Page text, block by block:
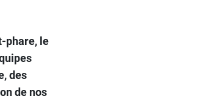
phare, le
des
de nos